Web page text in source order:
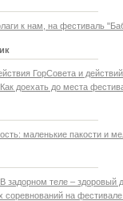
к нам, на фестиваль
ГорСовета и
доехать до места
маленькие пакости и
задорном теле – здоровый
соревнований на